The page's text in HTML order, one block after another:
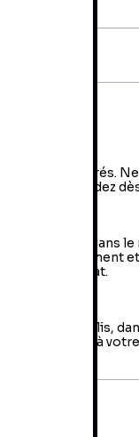
2 à 5 jours ouvrés.
! Commandez
vos produits dans le
colis directement
effectué l’achat.
votre colis,
de retour sont à